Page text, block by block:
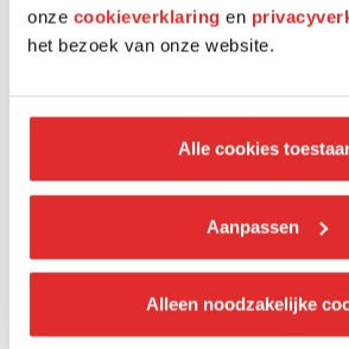
onze cookieverklaring en
het bezoek van onze website.
Alle cookies
Aanpassen
Alleen noodzakelijke
De economie van het
freelance lesgevers hun
bepalen
In een wereld waar kennis steeds
aangeboden, staan freelance
uitdaging om niet alleen hun